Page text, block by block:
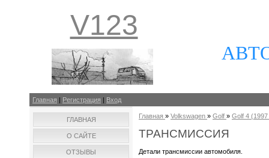
V123
Главная | Регистрация | Вход
ГЛАВНАЯ
О САЙТЕ
ОТЗЫВЫ
Главная » Volkswagen » Golf » Golf 4 (1997
ТРАНСМИССИЯ
Детали трансмиссии автомобиля.